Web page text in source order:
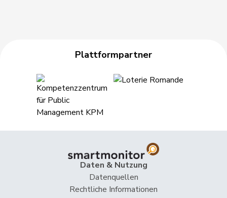
Plattformpartner
Daten & Nutzung
Datenquellen
Rechtliche Informationen